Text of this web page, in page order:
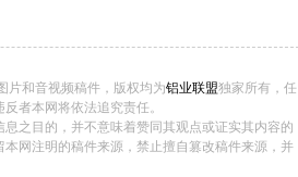
片和音视频稿件，版权均为铝业联盟独家所有，任
反者本网将依法追究责任。
之目的，并不意味着赞同其观点或证实其内容的
网注明的稿件来源，禁止擅自篡改稿件来源，并